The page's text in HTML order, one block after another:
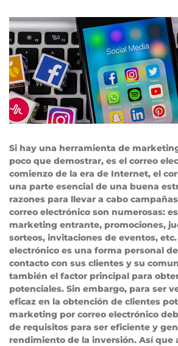
Si hay una herramienta de
poco que demostrar, es el correo
comienzo de la era de Internet, el
una parte esencial de una buena
razones para llevar a cabo
correo electrónico son numerosas:
marketing entrante, promociones,
sorteos, invitaciones de eventos, etc.
electrónico es una forma personal
contacto con sus clientes y su
también el factor principal para
potenciales. Sin embargo, para ser
eficaz en la obtención de clientes
marketing por correo electrónico
de requisitos para ser eficiente y
rendimiento de la inversión. Así que